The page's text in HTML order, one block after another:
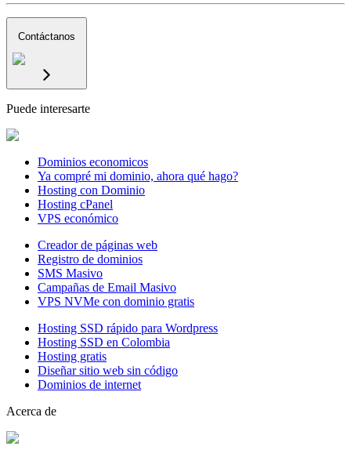
Contáctanos
Puede interesarte
Dominios economicos
Ya compré mi dominio, ahora qué hago?
Hosting con Dominio
Hosting cPanel
VPS económico
Creador de páginas web
Registro de dominios
SMS Masivo
Campañas de Email Masivo
VPS NVMe con dominio gratis
Hosting SSD rápido para Wordpress
Hosting SSD en Colombia
Hosting gratis
Diseñar sitio web sin código
Dominios de internet
Acerca de